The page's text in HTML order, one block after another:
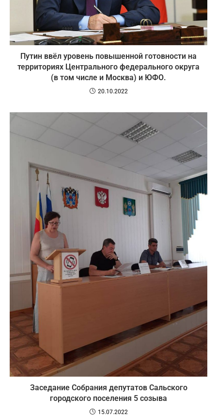
Путин ввёл уровень повышенной готовности на
территориях Центрального федерального округа
(в том числе и Москва) и ЮФО.
20.10.2022
Заседание Собрания депутатов Сальского
городского поселения 5 созыва
15.07.2022